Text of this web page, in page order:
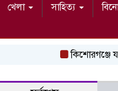
খেলা সাহিত্য
কিশোরগঞ্জে